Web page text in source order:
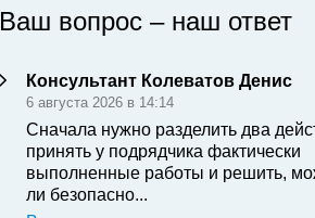
Ваш вопрос – наш ответ
Консультант Колеватов Денис
6 августа 2026 в 14:14
Сначала нужно разделить два
принять у подрядчика фактически
выполненные работы и решить,
ли безопасно...